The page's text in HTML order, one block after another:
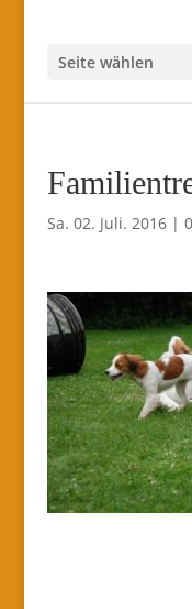
Seite wählen
Sa. 02. Juli. 2016|